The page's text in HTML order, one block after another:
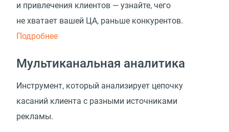
и привлечения клиентов — узнайте, чего
не хватает вашей ЦА, раньше конкурентов.
Подробнее
Мультиканальная аналитика
Инструмент, который анализирует цепочку
касаний клиента с разными источниками
рекламы.